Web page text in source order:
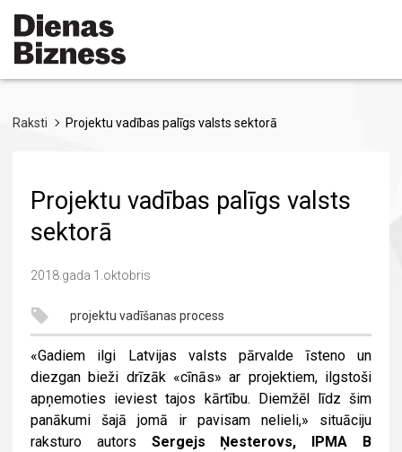
Pārlekt
uz
galveno
saturu
Raksti Projektu vadības palīgs valsts sektorā
Projektu vadības palīgs valsts
sektorā
2018.gada 1.oktobris
projektu vadīšanas process
«Gadiem ilgi Latvijas valsts pārvalde īsteno un
diezgan bieži drīzāk «cīnās» ar projektiem, ilgstoši
apņemoties ieviest tajos kārtību. Diemžēl līdz šim
panākumi šajā jomā ir pavisam nelieli,» situāciju
raksturo autors Sergejs Ņesterovs, IPMA B